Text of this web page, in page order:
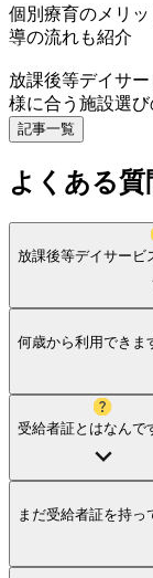
個別療育のメリ
導の流れも紹介
放課後等デイサ
様に合う施設選
記事一覧
よくある質
放課後等デイサービ
何歳から利用できま
受給者証とはなんで
まだ受給者証を持っ